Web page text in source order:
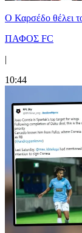
Ο Καρσέδο θέλει
ΠΑΦΟΣ FC
|
10:44